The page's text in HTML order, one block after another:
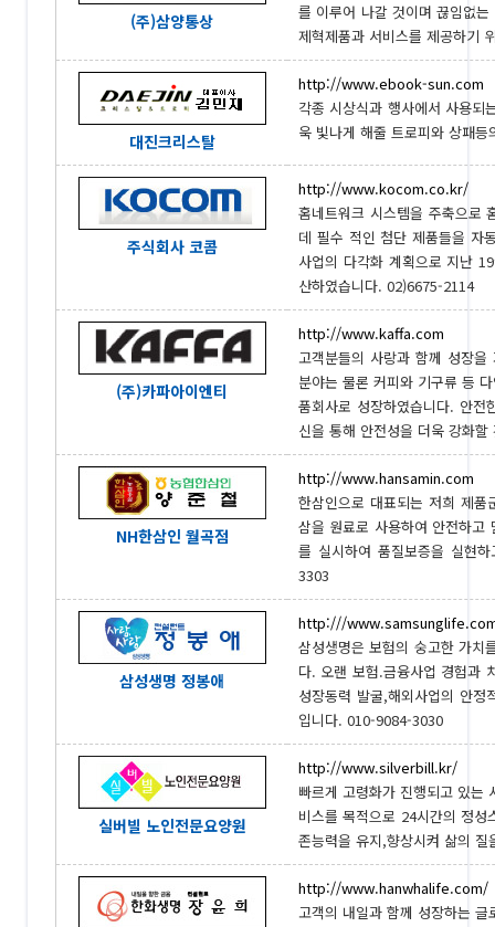
(주)삼양통상
를 이루어 나갈 것이며 끊임없
제혁제품과 서비스를 제공하기
대진크리스탈
http://www.ebook-sun.com
각종 시상식과 행사에서 사용되
욱 빛나게 해줄 트로피와 상패
주식회사 코콤
http://www.kocom.co.kr/
홈네트워크 시스템을 주축으로
데 필수 적인 첨단 제품들을 자
사업의 다각화 계획으로 지난
산하였습니다. 02)6675-2114
(주)카파아이엔티
http://www.kaffa.com
고객분들의 사랑과 함께 성장
분야는 물론 커피와 기구류 등
품회사로 성장하였습니다. 안
신을 통해 안전성을 더욱 강화
NH한삼인 월곡점
http://www.hansamin.com
한삼인으로 대표되는 저희 제
삼을 원료로 사용하여 안전하고
를 실시하여 품질보증을 실현
3303
삼성생명 정봉애
http:///
삼성생명은 보험의 숭고한 가치
다. 오랜 보험.금융사업 경험과
성장동력 발굴,해외사업의 안
입니다. 010-9084-3030
실버빌 노인전문요양원
http://www.silverbill.kr/
빠르게 고령화가 진행되고 있는
비스를 목적으로 24시간의 정
존능력을 유지,향상시켜 삶의
http://www.hanwhalife.com/
고객의 내일과 함께 성장하는